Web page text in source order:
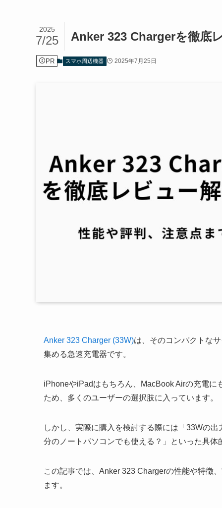
Anker 323 Chargerを徹底
2025
7/25
PR スマホ周辺機器 2025年7月25日
Anker 323 Charger (33W)は、そのコンパクトな
集める急速充電器です。
iPhoneやiPadはもちろん、MacBook Airの充電
ため、多くのユーザーの選択肢に入っています。
しかし、実際に購入を検討する際には「33Wの
分のノートパソコンでも使える？」といった具
この記事では、Anker 323 Chargerの性能や特徴
ます。